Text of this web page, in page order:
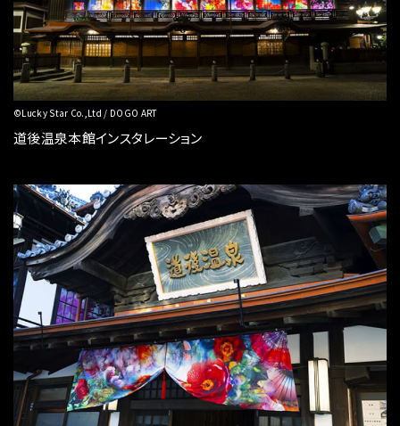
©Lucky Star Co.,Ltd / DOGO ART
道後温泉本館インスタレーション